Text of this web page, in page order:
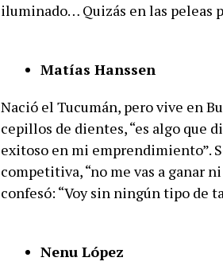
iluminado… Quizás en las peleas
Matías Hanssen
Nació el Tucumán, pero vive en
cepillos de dientes, “es algo que
exitoso en mi emprendimiento”.
competitiva, “no me vas a ganar
confesó: “Voy sin ningún tipo de
Nenu López